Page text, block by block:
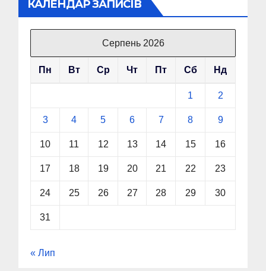
КАЛЕНДАР ЗАПИСІВ
Серпень 2026
Пн Вт Ср Чт Пт Сб Нд
1 2
3 4 5 6 7 8 9
10 11 12 13 14 15 16
17 18 19 20 21 22 23
24 25 26 27 28 29 30
31
« Лип